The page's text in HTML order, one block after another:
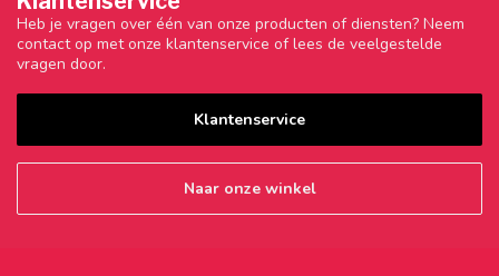
Heb je vragen over één van onze producten of diensten? Neem
contact op met onze klantenservice of lees de veelgestelde
vragen door.
Klantenservice
Naar onze winkel